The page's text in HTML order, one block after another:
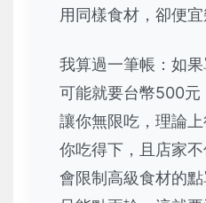
用同樣食材，卻便宜
我算過一筆帳：如
可能就要台幣500元
讓你無限吃，理論
你吃得下，且店家
會限制高級食材的